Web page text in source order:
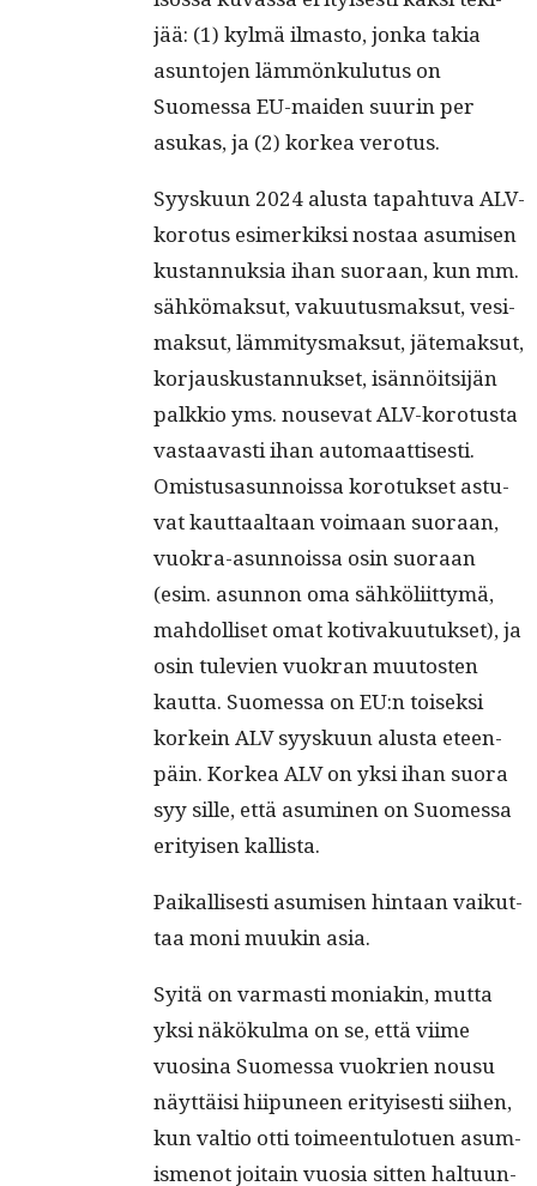
jää: (1) kylmä ilmas­to, jon­ka takia
asun­to­jen läm­mönku­lu­tus on
Suomes­sa EU-maid­en suurin per
asukas, ja (2) korkea verotus.
Syysku­un 2024 alus­ta tapah­tu­va ALV-
koro­tus esimerkik­si nos­taa asumisen
kus­tan­nuk­sia ihan suo­raan, kun mm.
sähkö­mak­sut, vaku­u­tus­mak­sut, ves­i­
mak­sut, läm­mi­tys­mak­sut, jätemak­sut,
kor­jauskus­tan­nuk­set, isän­nöit­si­jän
palkkio yms. nou­se­vat ALV-koro­tus­ta
vas­taavasti ihan automaat­tis­es­ti.
Omis­tusasun­nois­sa koro­tuk­set astu­
vat kaut­taal­taan voimaan suo­raan,
vuokra-asun­nois­sa osin suo­raan
(esim. asun­non oma sähköli­it­tymä,
mah­dol­liset omat koti­vaku­u­tuk­set), ja
osin tule­vien vuokran muu­tosten
kaut­ta. Suomes­sa on EU:n toisek­si
korkein ALV syysku­un alus­ta eteen­
päin. Korkea ALV on yksi ihan suo­ra
syy sille, että asum­i­nen on Suomes­sa
eri­tyisen kallista.
Paikallis­es­ti asumisen hin­taan vaikut­
taa moni muukin asia.
Syitä on var­masti moni­akin, mut­ta
yksi näkökul­ma on se, että viime
vuosi­na Suomes­sa vuokrien nousu
näyt­täisi hiipuneen eri­tyis­es­ti siihen,
kun val­tio otti toimeen­tu­lotuen asum­
is­menot joitain vuosia sit­ten hal­tu­un­